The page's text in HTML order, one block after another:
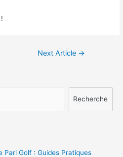
Next Article →
Recherche
Pari Golf : Guides Pratiques